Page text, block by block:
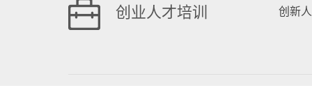
创业人才培训 创新